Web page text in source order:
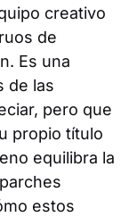
creativo
de
. Es una
de las
pero que
propio título
equilibra la
estos